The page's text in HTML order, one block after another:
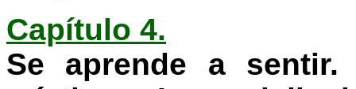
Capítulo 4.
Se aprende a